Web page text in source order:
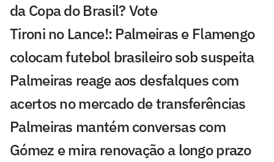
da Copa do Brasil? Vote
Tironi no Lance!: Palmeiras e Flamengo
colocam futebol brasileiro sob suspeita
Palmeiras reage aos desfalques com
acertos no mercado de transferências
Palmeiras mantém conversas com
Gómez e mira renovação a longo prazo